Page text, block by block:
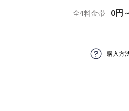
全4料金帯 0円
購入方